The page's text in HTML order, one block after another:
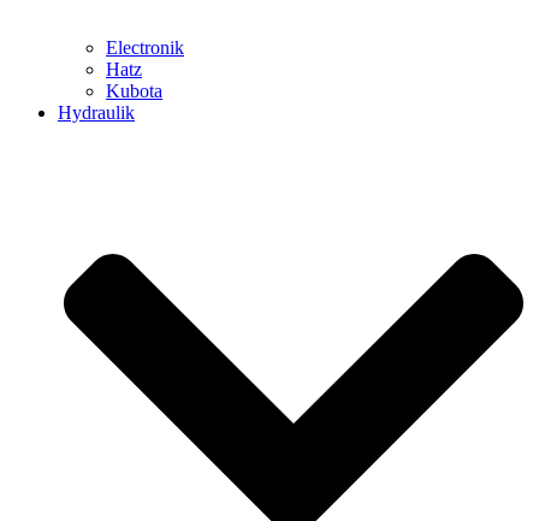
Electronik
Hatz
Kubota
Hydraulik